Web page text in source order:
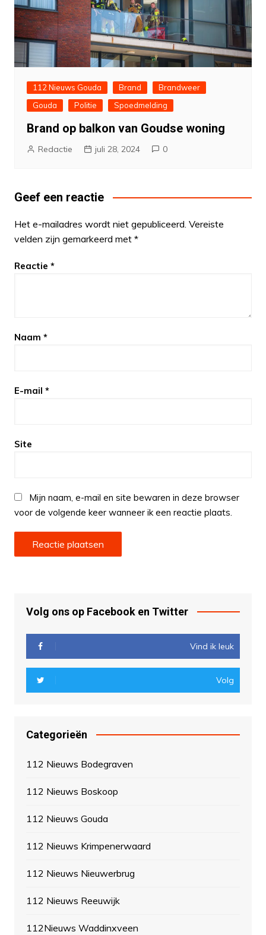
112 Nieuws Gouda Brand
Brandweer
Gouda
Politie Spoedmelding
Brand op balkon van Goudse woning
Redactie juli 28, 2024 0
Geef een reactie
Het e-mailadres wordt niet gepubliceerd. Vereiste
velden zijn gemarkeerd met *
Reactie *
Naam *
E-mail *
Site
Mijn naam, e-mail en site bewaren in deze browser
voor de volgende keer wanneer ik een reactie plaats.
Volg ons op Facebook en Twitter
Vind ik leuk
Volg
Categorieën
112 Nieuws Bodegraven
112 Nieuws Boskoop
112 Nieuws Gouda
112 Nieuws Krimpenerwaard
112 Nieuws Nieuwerbrug
112 Nieuws Reeuwijk
112Nieuws Waddinxveen